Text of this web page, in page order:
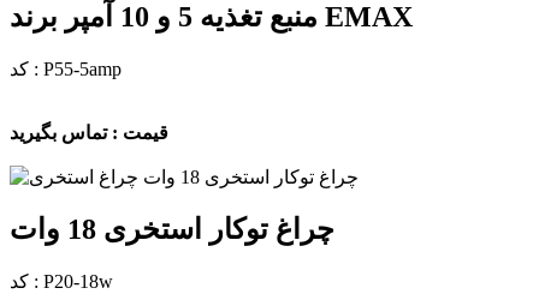
منبع تغذیه 5 و 10 آمپر برند EMAX
کد : P55-5amp
قیمت : تماس بگیرید
چراغ توکار استخری 18 وات
کد : P20-18w